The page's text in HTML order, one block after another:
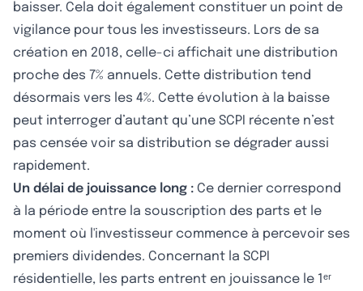
baisser. Cela doit également constituer un point de
vigilance pour tous les investisseurs. Lors de sa
création en 2018, celle-ci affichait une distribution
proche des 7% annuels. Cette distribution tend
désormais vers les 4%. Cette évolution à la baisse
peut interroger d’autant qu’une SCPI récente n’est
pas censée voir sa distribution se dégrader aussi
rapidement.
Un délai de jouissance long : Ce dernier correspond
à la période entre la souscription des parts et le
moment où l'investisseur commence à percevoir ses
premiers dividendes. Concernant la SCPI
résidentielle, les parts entrent en jouissance le 1ᵉʳ